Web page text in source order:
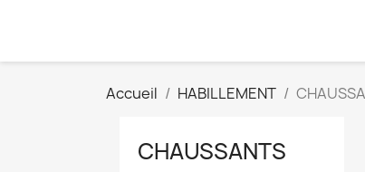
Accueil HABILLEMENT
CHAUSSANTS